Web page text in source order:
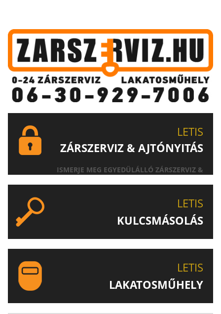
LETIS
ZÁRSZERVIZ & AJTÓNYITÁS
ISMERJE MEG EGYEDÜLÁLLÓ ZÁRSZERVIZ &
LETIS
KULCSMÁSOLÁS
LETIS
LAKATOSMŰHELY